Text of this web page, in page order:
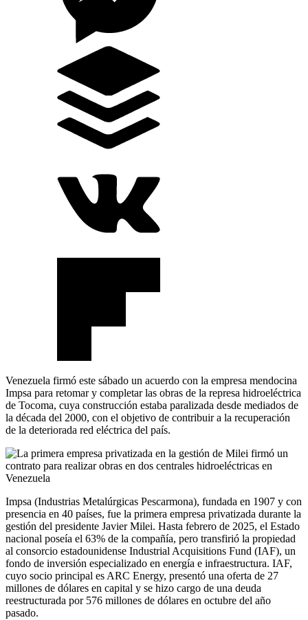
Venezuela firmó este sábado un acuerdo con la empresa mendocina
Impsa para retomar y completar las obras de la represa hidroeléctrica
de Tocoma, cuya construcción estaba paralizada desde mediados de
la década del 2000, con el objetivo de contribuir a la recuperación
de la deteriorada red eléctrica del país.
Impsa (Industrias Metalúrgicas Pescarmona), fundada en 1907 y con
presencia en 40 países, fue la primera empresa privatizada durante la
gestión del presidente Javier Milei. Hasta febrero de 2025, el Estado
nacional poseía el 63% de la compañía, pero transfirió la propiedad
al consorcio estadounidense Industrial Acquisitions Fund (IAF), un
fondo de inversión especializado en energía e infraestructura. IAF,
cuyo socio principal es ARC Energy, presentó una oferta de 27
millones de dólares en capital y se hizo cargo de una deuda
reestructurada por 576 millones de dólares en octubre del año
pasado.